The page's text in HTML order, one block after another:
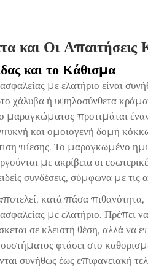
και Οι Απαιτήσεις
και το Κάθισμα
με ελατήριο είναι
χάλυβα ή υψηλοσύνθετα
μαραγκώματος προτιμάται
πυκνή και ομοιογενή δομή
πίεσης. Το μαραγκωμένο
με ακρίβεια οι
συνδέσεις, σύμφωνα με τις
κατά πάσα
με ελατήριο. Πρέπει
σε κλειστή θέση, αλλά να
φτάσει στο
συνήθως έως επιφανειακή